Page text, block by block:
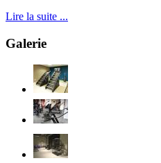
Lire la suite ...
Galerie